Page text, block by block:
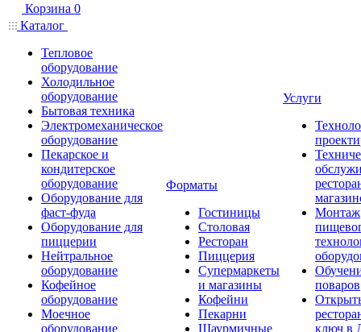
Корзина 0
Каталог
Тепловое
оборудование
Холодильное
оборудование
Бытовая техника
Электромеханическое
оборудование
Пекарское и
кондитерское
оборудование
Оборудование для
фаст-фуда
Оборудование для
пиццерии
Нейтральное
оборудование
Кофейное
оборудование
Моечное
оборудование
Форматы
Гостиницы
Столовая
Ресторан
Пиццерия
Супермаркеты
и магазины
Кофейни
Пекарни
Шаурмичные
Услуги
Монтаж
поваров
ключ в